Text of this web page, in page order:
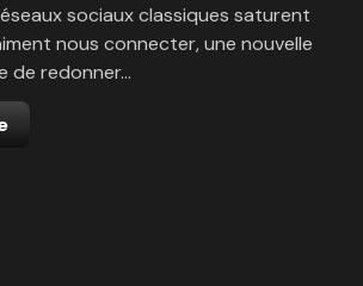
sociaux classiques saturent
nous connecter, une nouvelle
de redonner…